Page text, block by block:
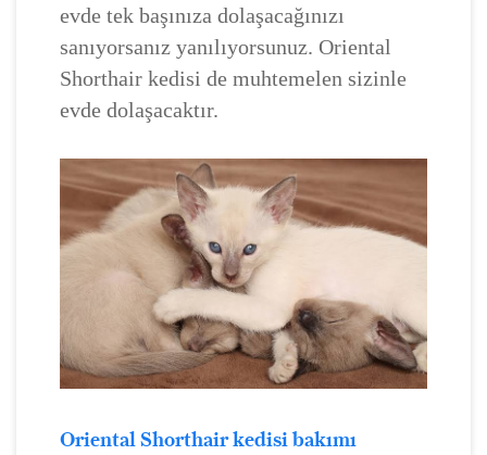
evde tek başınıza dolaşacağınızı
sanıyorsanız yanılıyorsunuz. Oriental
Shorthair kedisi de muhtemelen sizinle
evde dolaşacaktır.
Oriental Shorthair kedisi bakımı